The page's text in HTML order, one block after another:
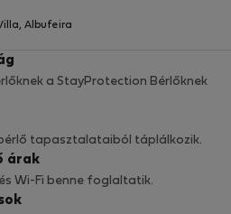
Albufeira
a StayProtection Bérlőknek
tapasztalataiból táplálkozik.
árak
Wi-Fi benne foglaltatik.